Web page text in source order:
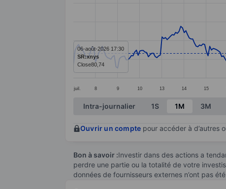
The chart has 1 Y axis displaying
juil. 8 9 10 13 14 15
06-août-2026 17:30
SR:xnys
Close80,74
End of interactive chart.
Intra-journalier 1S 1M 3M
Ouvrir un compte pour accéder à d’autres
Bon à savoir :Investir dans des actions a
perdre une partie ou la totalité de votre
données de fournisseurs externes n’ont pas